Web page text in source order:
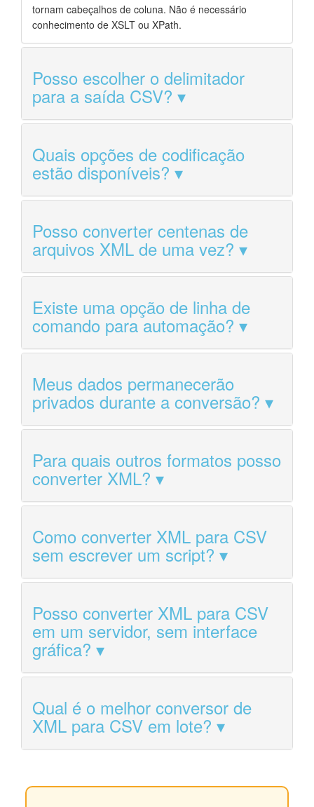
tornam cabeçalhos de coluna. Não é necessário
conhecimento de XSLT ou XPath.
Posso escolher o delimitador
para a saída CSV?
Quais opções de codificação
estão disponíveis?
Posso converter centenas de
arquivos XML de uma vez?
Existe uma opção de linha de
comando para automação?
Meus dados permanecerão
privados durante a conversão?
Para quais outros formatos posso
converter XML?
Como converter XML para CSV
sem escrever um script?
Posso converter XML para CSV
em um servidor, sem interface
gráfica?
Qual é o melhor conversor de
XML para CSV em lote?